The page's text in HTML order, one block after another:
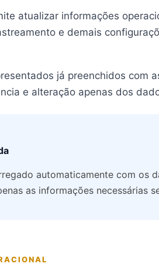
atualizar informações
e demais
já preenchidos com
e alteração apenas dos
automaticamente com os
as informações necessárias